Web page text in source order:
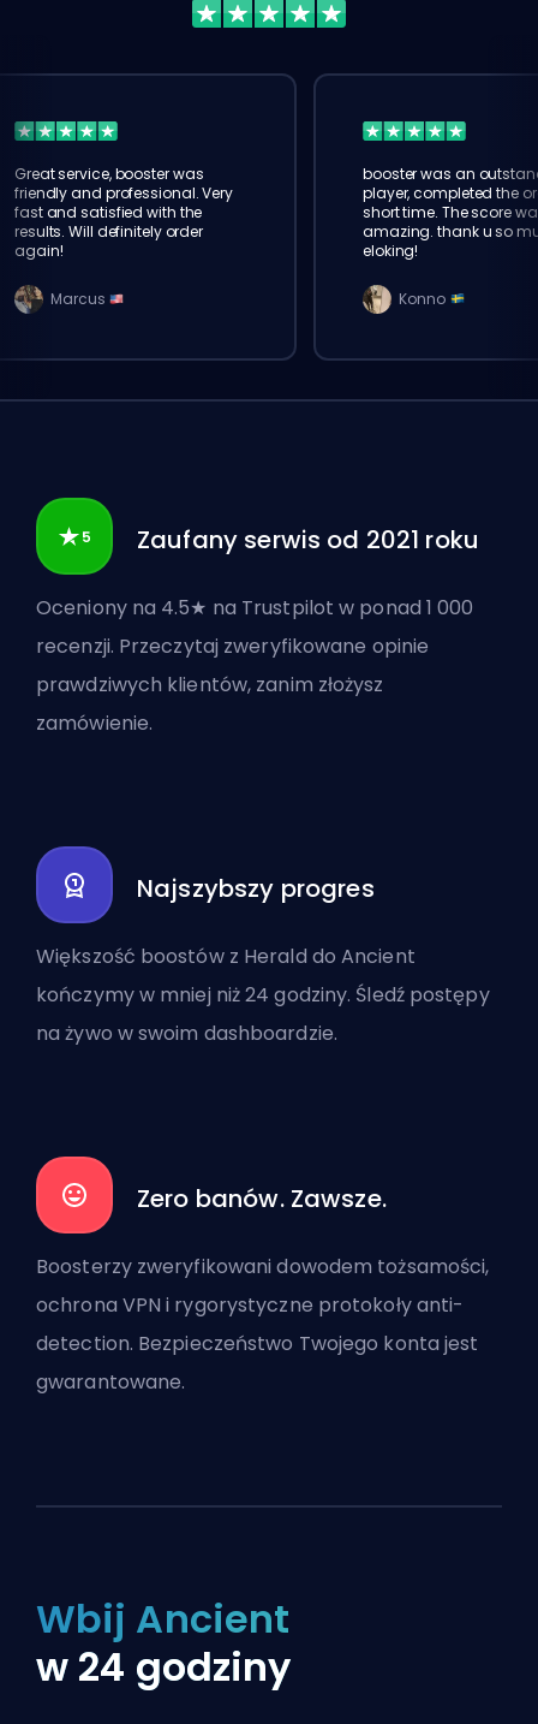
Great service, booster was
friendly and professional. Very
fast and satisfied with the
results. Will definitely order
again!
Marcus
booster was an
player, completed the
short time. The score
amazing. thank u so
eloking!
Konno
Zaufany serwis od 2021 roku
Oceniony na 4.5★ na Trustpilot w ponad 1 000
recenzji. Przeczytaj zweryfikowane opinie
prawdziwych klientów, zanim złożysz
zamówienie.
Najszybszy progres
Większość boostów z Herald do Ancient
kończymy w mniej niż 24 godziny. Śledź postępy
na żywo w swoim dashboardzie.
Zero banów. Zawsze.
Boosterzy zweryfikowani dowodem tożsamości,
ochrona VPN i rygorystyczne protokoły anti-
detection. Bezpieczeństwo Twojego konta jest
gwarantowane.
Wbij Ancient
w 24 godziny